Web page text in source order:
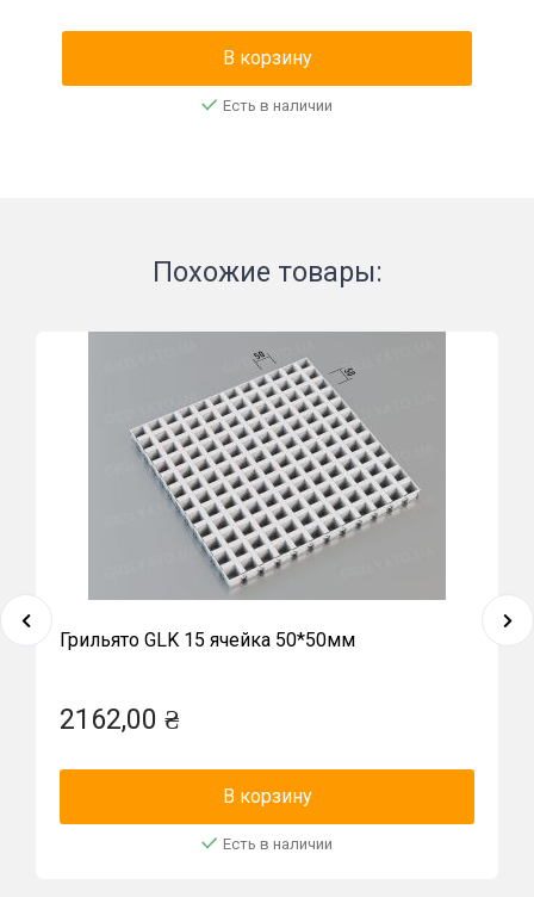
В корзину
Есть в наличии
Похожие товары:
Грильято GLK 15 ячейка 50*50мм
2162,00 ₴
В корзину
Есть в наличии